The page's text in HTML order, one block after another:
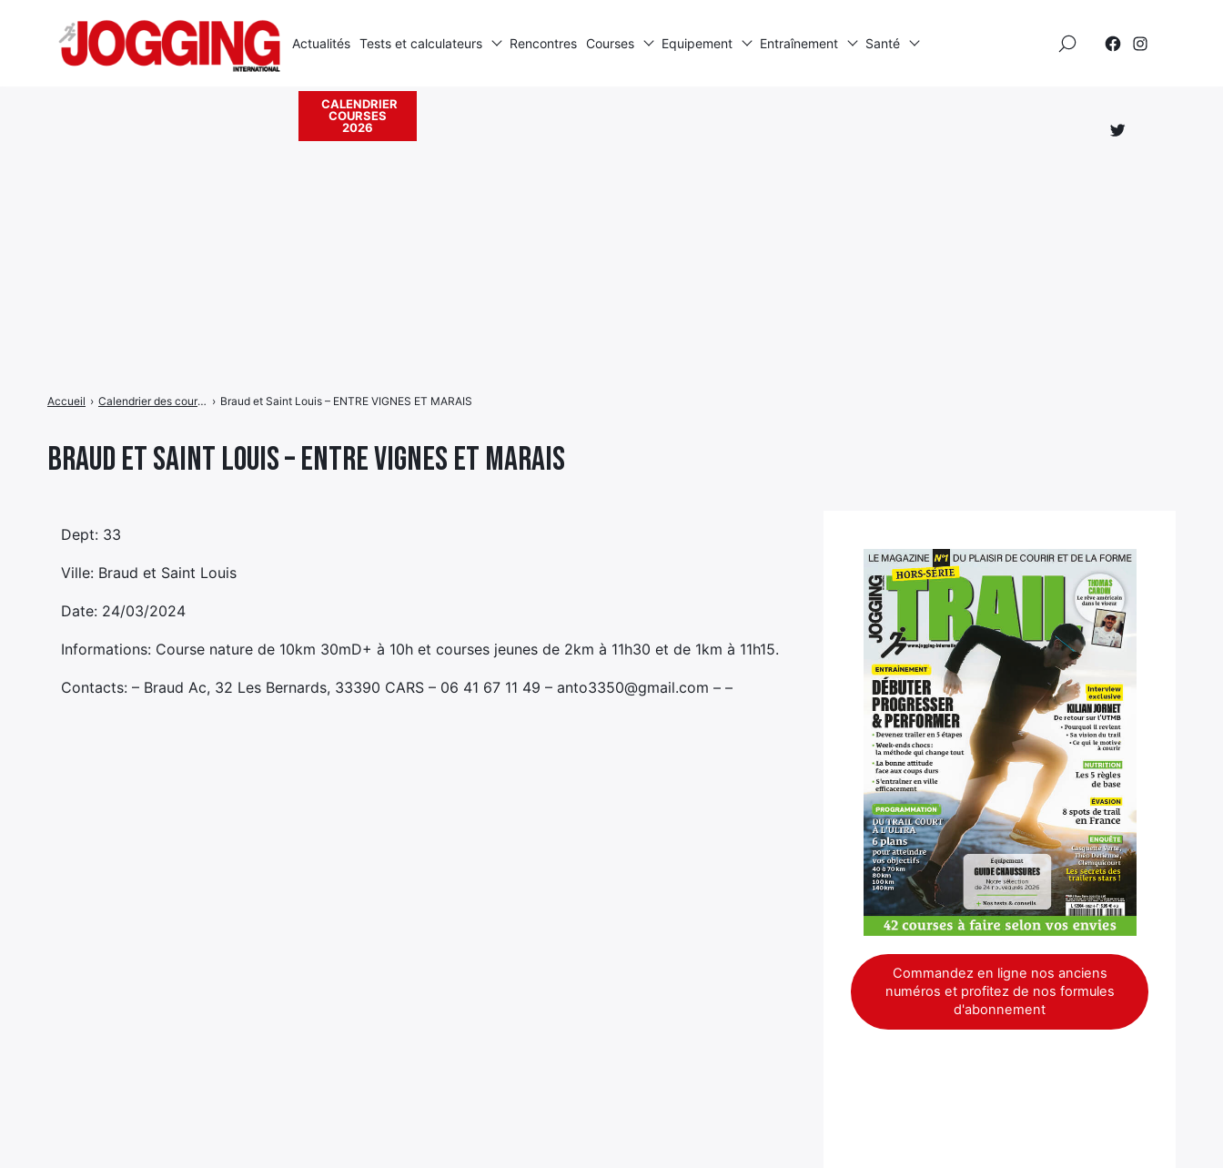
Braud et Saint Louis – ENTRE VIGNES ET MARAIS
Accueil › Calendrier des courses › Braud et Saint Louis – ENTRE VIGNES ET MARAIS
Dept: 33
Ville: Braud et Saint Louis
Date: 24/03/2024
Informations: Course nature de 10km 30mD+ à 10h et courses jeunes de 2km à 11h30 et de 1km à 11h15.
Contacts: – Braud Ac, 32 Les Bernards, 33390 CARS – 06 41 67 11 49 – anto3350@gmail.com – –
Commandez en ligne nos anciens
numéros et profitez de nos formules
d'abonnement
Actualités Tests et calculateurs Rencontres Courses Equipement Entraînement Santé
CALENDRIER
COURSES
2026
Élément
Rechercher